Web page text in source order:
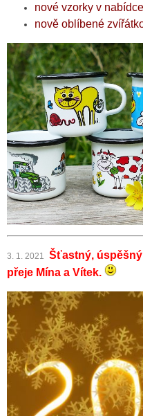
nové vzorky v
nově oblíbené
3. 1. 2021 Šťastný,
přeje Mína a Vítek.